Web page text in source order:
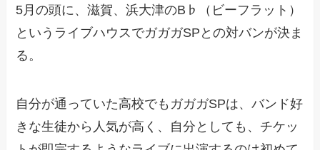
5月の頭に、滋賀、浜大津のB♭（ビーフラット）
というライブハウスでガガガSPとの対バンが決ま
る。
自分が通っていた高校でもガガガSPは、バンド好
きな生徒から人気が高く、自分としても、チケッ